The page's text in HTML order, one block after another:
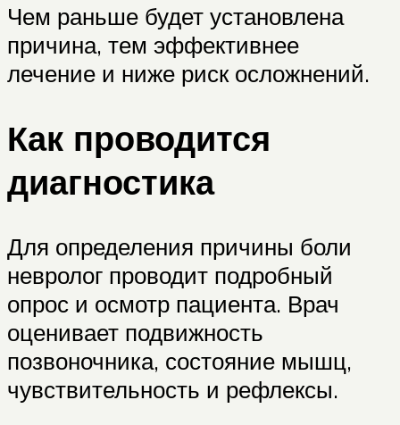
Чем раньше будет установлена
причина, тем эффективнее
лечение и ниже риск осложнений.
Как проводится
диагностика
Для определения причины боли
невролог проводит подробный
опрос и осмотр пациента. Врач
оценивает подвижность
позвоночника, состояние мышц,
чувствительность и рефлексы.